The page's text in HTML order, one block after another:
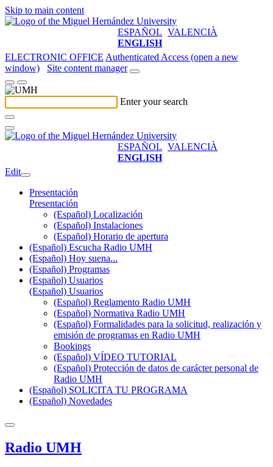
Skip to main content
ESPAÑOL VALENCIÀ
ENGLISH
ELECTRONIC OFFICE Authenticated Access (open a new
window)
Site content manager
Enter your search
ESPAÑOL VALENCIÀ
ENGLISH
Edit
Presentación
Presentación
(Español) Localización
(Español) Instalaciones
(Español) Horario de apertura
(Español) Escucha Radio UMH
(Español) Hoy suena...
(Español) Programas
(Español) Usuarios
(Español) Usuarios
(Español) Reglamento Radio UMH
(Español) Normativa Radio UMH
(Español) Formalidades para la solicitud, realización y
emisión de programas en Radio UMH
Bookings
(Español) VÍDEO TUTORIAL
(Español) Protección de datos de carácter personal de
Radio UMH
(Español) SOLICITA TU PROGRAMA
(Español) Novedades
Radio UMH